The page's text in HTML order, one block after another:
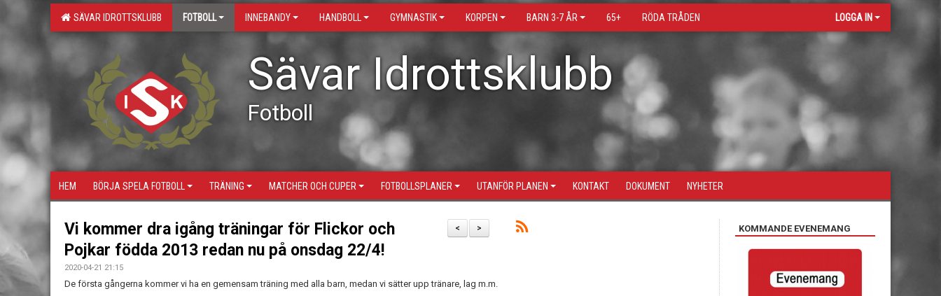
SÄVAR IDROTTSKLUBB FOTBOLL INNEBANDY HANDBOLL GYMNASTIK KORPEN BARN 3-7 ÅR 65+ RÖDA TRÅDEN LOGGA IN
Sävar Idrottsklubb
Fotboll
HEM BÖRJA SPELA FOTBOLL TRÄNING MATCHER OCH CUPER FOTBOLLSPLANER UTANFÖR PLANEN KONTAKT DOKUMENT NYHETER
>
<
Vi kommer dra igång träningar för Flickor och
Pojkar födda 2013 redan nu på onsdag 22/4!
2020-04-21 21:15
De första gångerna kommer vi ha en gemensam träning med alla barn, medan vi sätter upp tränare, lag m.m.
KOMMANDE EVENEMANG